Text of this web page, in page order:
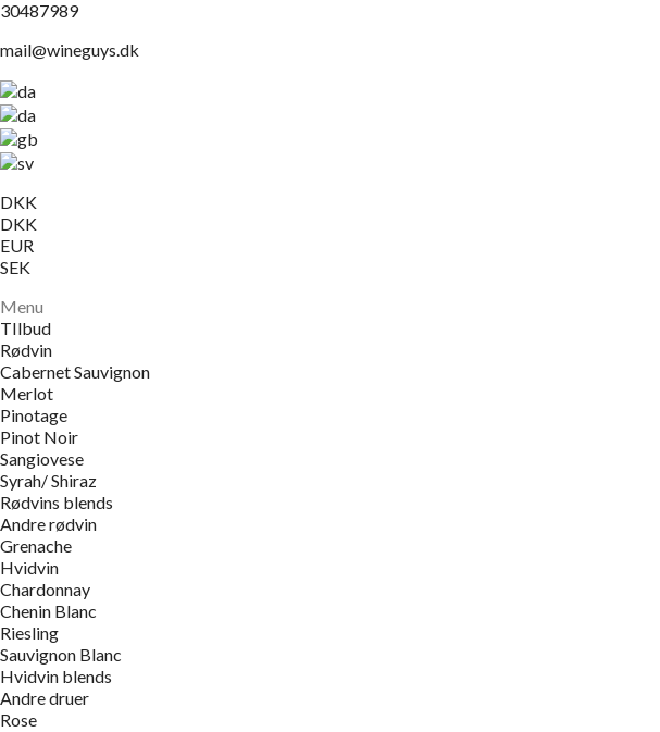
30487989
mail@wineguys.dk
DKK
DKK
EUR
SEK
Menu
TIlbud
Rødvin
Cabernet Sauvignon
Merlot
Pinotage
Pinot Noir
Sangiovese
Syrah/ Shiraz
Rødvins blends
Andre rødvin
Grenache
Hvidvin
Chardonnay
Chenin Blanc
Riesling
Sauvignon Blanc
Hvidvin blends
Andre druer
Rose